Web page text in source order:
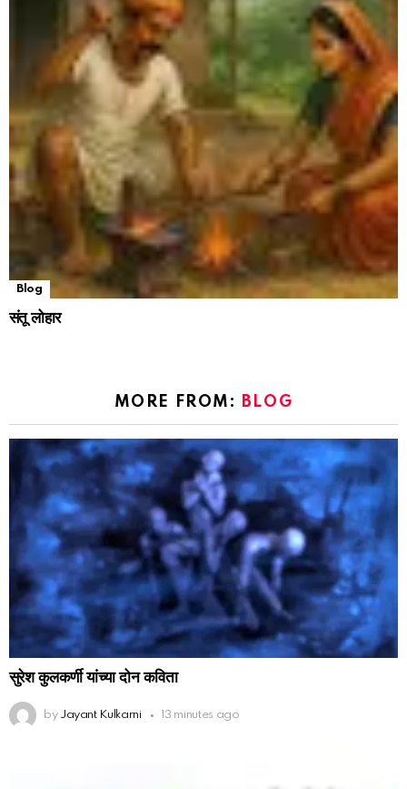
Blog
संतू लोहार
MORE FROM: BLOG
सुरेश कुलकर्णी यांच्या दोन कविता
by Jayant Kulkarni 13 minutes ago